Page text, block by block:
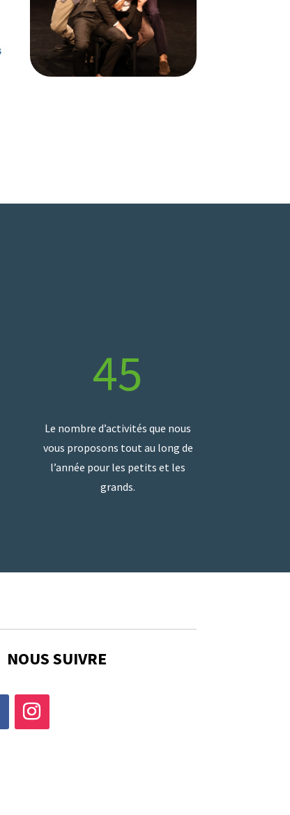
45
Le nombre d’activités que nous
vous proposons tout au long de
l’année pour les petits et les
grands.
NOUS SUIVRE